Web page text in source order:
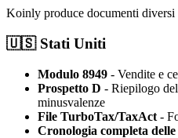
Koinly produce documenti diversi
🇺🇸 Stati Uniti
Modulo 8949 - Vendite e
Prospetto D - Riepilogo
minusvalenze
File TurboTax/TaxAct -
Cronologia completa